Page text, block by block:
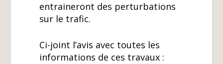
entraineront des perturbations
sur le trafic.
Ci-joint l’avis avec toutes les
informations de ces travaux :